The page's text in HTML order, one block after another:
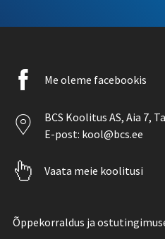
Facebook
Me oleme facebookis
Location
icon
BCS Koolitus AS, Aia 7,
E-post: kool@bcs.ee
Pointer
Vaata meie koolitusi
Õppekorraldus ja